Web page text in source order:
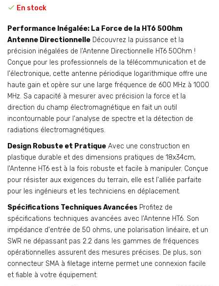
 En stock
Performance Inégalée: La Force de la HT6 50Ohm
Antenne Directionnelle Découvrez la puissance et la
précision inégalées de l'Antenne Directionnelle HT6 50Ohm !
Conçue pour les professionnels de la télécommunication et de
l'électronique, cette antenne périodique logarithmique offre une
haute gain et opère sur une large fréquence de 600 MHz à 1000
MHz. Sa capacité à mesurer avec précision la force et la
direction du champ électromagnétique en fait un outil
incontournable pour l'analyse de spectre et la détection de
radiations électromagnétiques.
Design Robuste et Pratique Avec une construction en
plastique durable et des dimensions pratiques de 18x34cm,
l'Antenne HT6 est à la fois robuste et facile à manipuler. Conçue
pour résister aux exigences du terrain, elle est l'alliée parfaite
pour les ingénieurs et les techniciens en déplacement.
Spécifications Techniques Avancées Profitez de
spécifications techniques avancées avec l'Antenne HT6. Son
impédance d'entrée de 50 ohms, une polarisation linéaire, et un
SWR ne dépassant pas 2.2 dans les gammes de fréquences
opérationnelles assurent des mesures précises. De plus, son
connecteur SMA à filetage interne permet une connexion facile
et fiable à votre équipement.